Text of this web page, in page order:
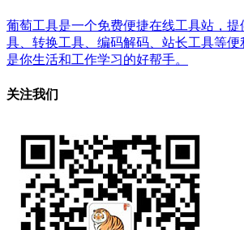
葡萄工具是一个免费便捷在线工具站，
具、转换工具、编码解码、站长工具等便
是你生活和工作学习的好帮手。
关注我们